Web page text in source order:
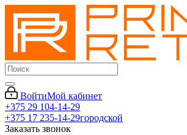
ВойтиМой кабинет
+375 29 104-14-29
+375 17 235-14-29городской
Заказать звонок